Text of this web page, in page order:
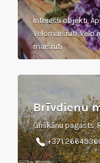
Interešu objekti,
Velomaršruti, Velo
maršruti
Brīvdienu
Griškānu pagasts,
+371